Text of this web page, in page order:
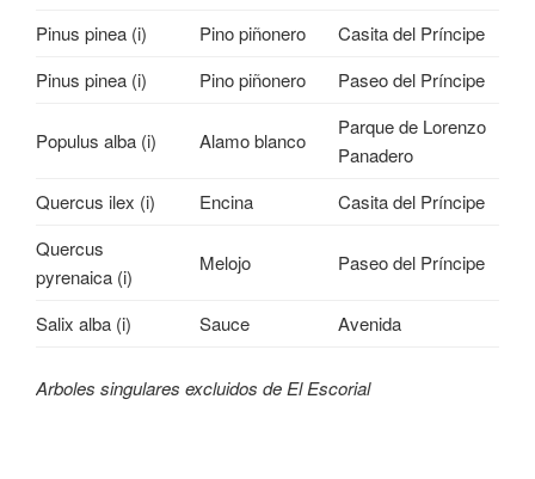
Pinus pinea (i) Pino piñonero
Casita del Príncipe
Pinus pinea (i)
Pino piñonero Paseo del Príncipe
Populus alba (i) Alamo blanco
Parque de Lorenzo
Panadero
Quercus ilex (i)
Encina
Casita del Príncipe
Quercus
pyrenaica (i)
Melojo Paseo del Príncipe
Salix alba (i) Sauce Avenida
Arboles singulares excluidos de El Escorial